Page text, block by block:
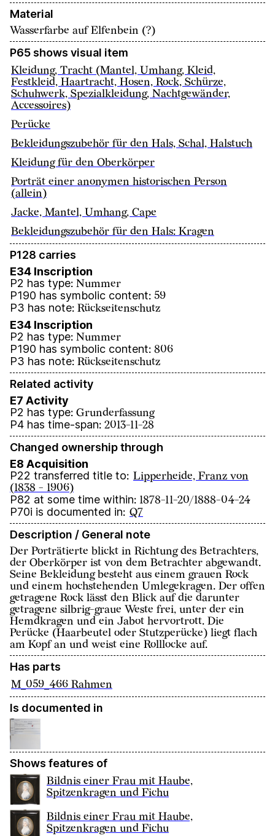
Material
Wasserfarbe auf Elfenbein (?)
P65 shows visual item
Kleidung, Tracht (Mantel, Umhang, Kleid,
Festkleid, Haartracht, Hosen, Rock, Schürze,
Schuhwerk, Spezialkleidung, Nachtgewänder,
Accessoires)
Perücke
Bekleidungszubehör für den Hals, Schal, Halstuch
Kleidung für den Oberkörper
Porträt einer anonymen historischen Person
(allein)
Jacke, Mantel, Umhang, Cape
Bekleidungszubehör für den Hals: Kragen
P128 carries
E34 Inscription
P2 has type: Nummer
P190 has symbolic content: 59
P3 has note: Rückseitenschutz
E34 Inscription
P2 has type: Nummer
P190 has symbolic content: 806
P3 has note: Rückseitenschutz
Related activity
E7 Activity
P2 has type: Grunderfassung
P4 has time-span: 2013-11-28
Changed ownership through
E8 Acquisition
P22 transferred title to: Lipperheide, Franz von
(1838 - 1906)
P82 at some time within: 1878-11-20/1888-04-24
P70i is documented in: Q7
Description / General note
Der Porträtierte blickt in Richtung des Betrachters,
der Oberkörper ist von dem Betrachter abgewandt.
Seine Bekleidung besteht aus einem grauen Rock
und einem hochstehenden Umlegekragen. Der offen
getragene Rock lässt den Blick auf die darunter
getragene silbrig-graue Weste frei, unter der ein
Hemdkragen und ein Jabot hervortrott. Die
Perücke (Haarbeutel oder Stutzperücke) liegt flach
am Kopf an und weist eine Rolllocke auf.
Has parts
M_059_466 Rahmen
Is documented in
Shows features of
Bildnis einer Frau mit Haube,
Spitzenkragen und Fichu
Bildnis einer Frau mit Haube,
Spitzenkragen und Fichu